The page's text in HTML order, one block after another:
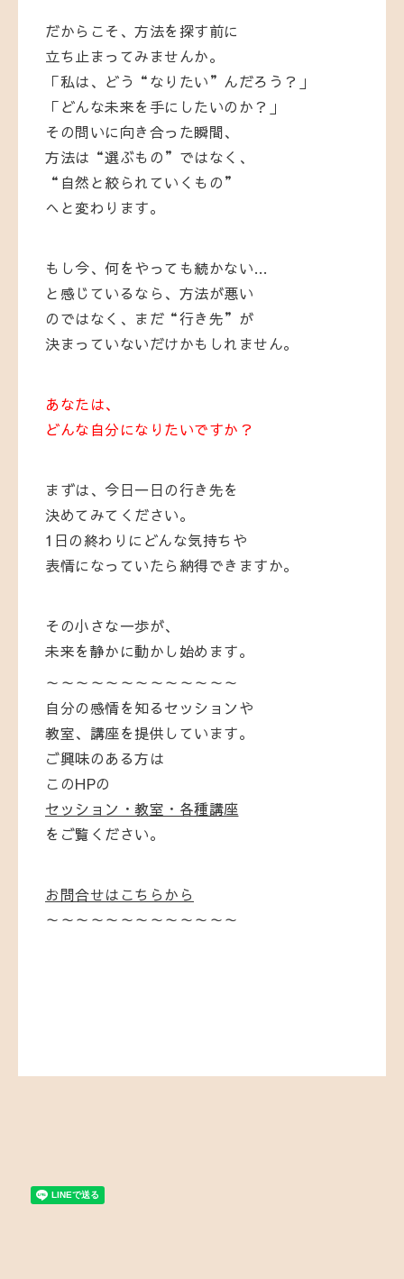
だからこそ、方法を探す前に
立ち止まってみませんか。
「私は、どう“なりたい”んだろう？」
「どんな未来を手にしたいのか？」
その問いに向き合った瞬間、
方法は“選ぶもの”ではなく、
“自然と絞られていくもの”
へと変わります。
もし今、何をやっても続かない…
と感じているなら、方法が悪い
のではなく、まだ“行き先”が
決まっていないだけかもしれません。
あなたは、
どんな自分になりたいですか？
まずは、今日一日の行き先を
決めてみてください。
1日の終わりにどんな気持ちや
表情になっていたら納得できますか。
その小さな一歩が、
未来を静かに動かし始めます。
～～～～～～～～～～～～～
自分の感情を知るセッションや
教室、講座を提供しています。
ご興味のある方は
このHPの
セッション・教室・各種講座
をご覧ください。
お問合せはこちらから
～～～～～～～～～～～～～